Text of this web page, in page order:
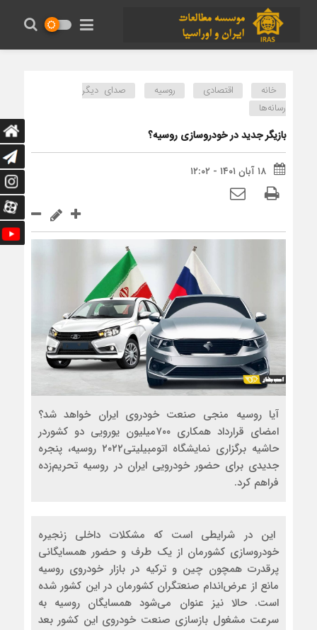
خانه اقتصادی روسیه
صدای دیگر
رسانه‌ها
بازیگر جدید در خودروسازی روسیه؟
۱۸ آبان ۱۴۰۱ - ۱۲:۰۲
آیا روسیه منجی صنعت خودروی ایران خواهد شد؟
امضای قرارداد همکاری ۷۰۰میلیون یورویی دو کشوردر
حاشیه برگزاری نمایشگاه اتومبیلیتی۲۰۲۲ روسیه، پنجره
جدیدی برای حضور خودرویی ایران در روسیه تحریم‌زده
فراهم کرد.
این در شرایطی است که مشکلات داخلی زنجیره
خودروسازی کشورمان از یک طرف و حضور همسایگانی
پرقدرت همچون چین و ترکیه در بازار خودروی روسیه
مانع از عرض‌اندام صنعتگران کشورمان در این کشور شده
است. حالا نیز عنوان می‌شود همسایگان روسیه به
سرعت مشغول بازسازی صنعت خودروی این کشور بعد